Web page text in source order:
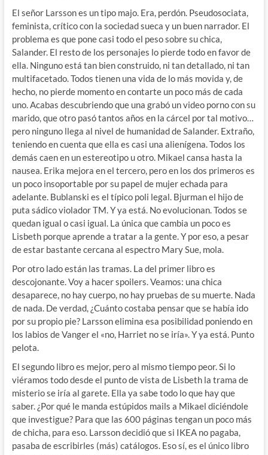
El señor Larsson es un tipo majo. Era, perdón. Pseudosociata,
feminista, crítico con la sociedad sueca y un buen narrador. El
problema es que pone casi todo el peso sobre su chica,
Salander. El resto de los personajes lo pierde todo en favor de
ella. Ninguno está tan bien construido, ni tan detallado, ni tan
multifacetado. Todos tienen una vida de lo más movida y, de
hecho, no pierde momento en contarte un poco más de cada
uno. Acabas descubriendo que una grabó un video porno con su
marido, que otro pasó tantos años en la cárcel por tal motivo…
pero ninguno llega al nivel de humanidad de Salander. Extraño,
teniendo en cuenta que ella es casi una alienígena. Todos los
demás caen en un estereotipo u otro. Mikael cansa hasta la
nausea. Erika mejora en el tercero, pero en los dos primeros es
un poco insoportable por su papel de mujer echada para
adelante. Bublanski es el típico poli legal. Bjurman el hijo de
puta sádico violador TM. Y ya está. No evolucionan. Todos se
quedan igual o casi igual. La única que cambia un poco es
Lisbeth porque aprende a tratar a la gente. Y por eso, a pesar
de estar bastante cercana al espectro Mary Sue, mola.
Por otro lado están las tramas. La del primer libro es
descojonante. Voy a hacer spoilers. Veamos: una chica
desaparece, no hay cuerpo, no hay pruebas de su muerte. Nada
de nada. De verdad, ¿Cuánto costaba pensar que se había ido
por su propio pie? Larsson elimina esa posibilidad poniendo en
los labios de Vanger el «no, Harriet no se iría». Y ya está. Punto
pelota.
El segundo libro es mejor, pero al mismo tiempo peor. Si lo
viéramos todo desde el punto de vista de Lisbeth la trama de
misterio se iría al garete. Ella ya sabe todo lo que hay que
saber. ¿Por qué le manda estúpidos mails a Mikael diciéndole
que investigue? Para que las 600 páginas tengan un poco más
de chicha, para eso. Larsson decidió que si IKEA no pagaba,
pasaba de escribirles (más) catálogos. Eso sí, es el único libro